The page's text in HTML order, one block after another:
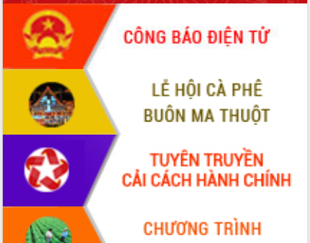
nhất, Quốc hội khóa XVI
Quyết liệt cải cách hành chính, khơi
thông nguồn lực phát triển
Nâng cao hiệu lực, hiệu quả HĐND
tỉnh thông qua hiện đại hóa hành chính
Xã Ea Phê gắn cải cách hành chính với
chuyển đổi số
Phó Chủ tịch Thường trực UBND tỉnh
Hồ Thị Nguyên Thảo làm việc tại Trung
tâm Phục vụ hành chính công xã Ea
Phê
Xây dựng nền hành chính số đồng
hành cùng nông dân dân, doanh nghiệp
Giai đoạn 2026-2030, Đắk Lắk phấn
đấu có 77% xã đạt chuẩn nông thôn
mới